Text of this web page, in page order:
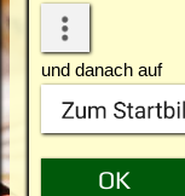
und danach auf